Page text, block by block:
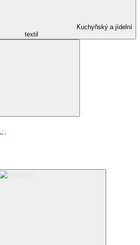
Kuchyňský a jídelní
textil